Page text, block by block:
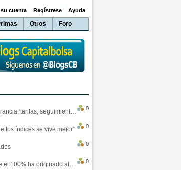
Otros Foro
cuenta Regístrese Ayuda
Enviar paquetes a Francia: tarifas, seguimiento y ventajas destacadas
0
los índices se vive mejor”
0
0
Se da una señal que el 100% ha originado alzas en las bolsas
0